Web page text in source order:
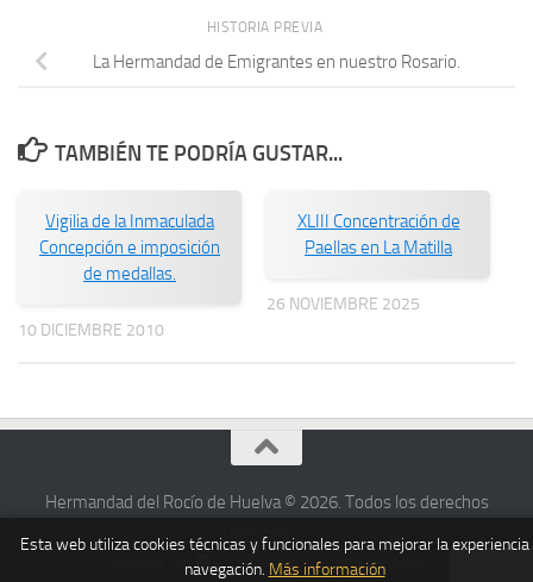
Esta web utiliza cookies técnicas y funcionales para mejorar la experiencia
navegación. Más información
HISTORIA PREVIA
La Hermandad de Emigrantes en nuestro Rosario.
TAMBIÉN TE PODRÍA GUSTAR...
Vigilia de la Inmaculada
Concepción e imposición
de medallas.
10 DICIEMBRE 2010
XLIII Concentración de
Paellas en La Matilla
26 NOVIEMBRE 2025
Hermandad del Rocío de Huelva © 2026. Todos los derechos
- Diseñado con el Tema Hueman